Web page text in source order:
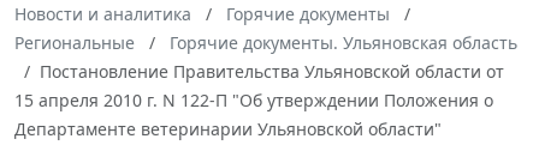
Новости и аналитика
Горячие документы
Региональные
Горячие документы. Ульяновская область
Постановление Правительства Ульяновской области от
15 апреля 2010 г. N 122-П "Об утверждении Положения о
Департаменте ветеринарии Ульяновской области"